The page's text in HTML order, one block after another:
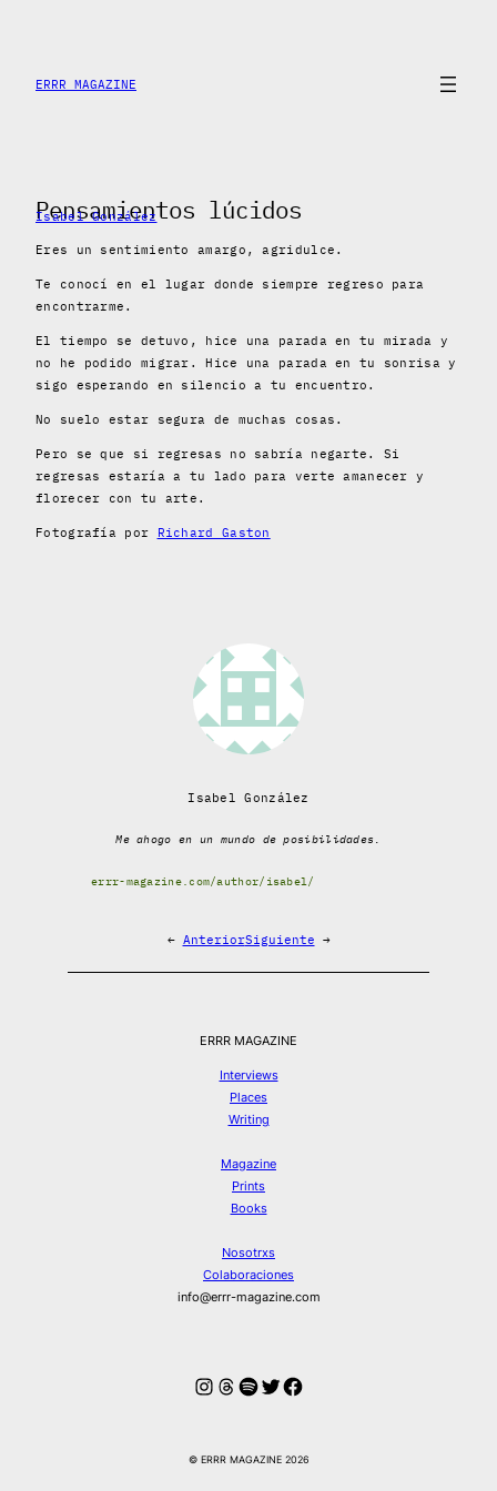
contenido
ERRR MAGAZINE
Pensamientos lúcidos
Isabel González
Eres un sentimiento amargo, agridulce.
Te conocí en el lugar donde siempre regreso para
encontrarme.
El tiempo se detuvo, hice una parada en tu mirada y
no he podido migrar. Hice una parada en tu sonrisa y
sigo esperando en silencio a tu encuentro.
No suelo estar segura de muchas cosas.
Pero se que si regresas no sabría negarte. Si
regresas estaría a tu lado para verte amanecer y
florecer con tu arte.
Fotografía por Richard Gaston
Isabel González
Me ahogo en un mundo de posibilidades.
errr-magazine.com/author/isabel/
← AnteriorSiguiente →
ERRR MAGAZINE
Interviews
Places
Writing
Magazine
Prints
Books
Nosotrxs
Colaboraciones
info@errr-magazine.com
Instagram
Hilos
Spotify
Twitter
Facebook
© ERRR MAGAZINE 2026